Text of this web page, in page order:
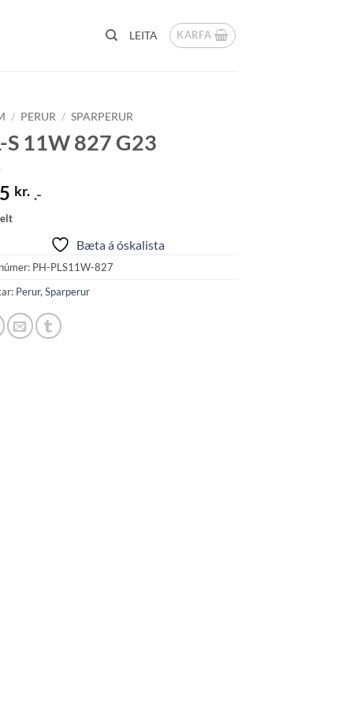
LEITA KARFA
/ PERUR / SPARPERUR
S 11W 827 G23
kr. .-
Bæta á óskalista
PH-PLS11W-827
Perur, Sparperur